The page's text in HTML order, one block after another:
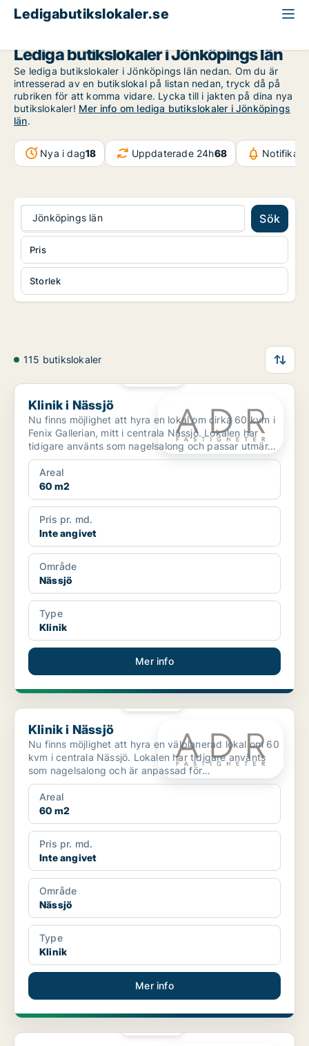
Ledigabutikslokaler.se
Lediga butikslokaler i Jönköpings län
Se lediga butikslokaler i Jönköpings län nedan. Om du är
intresserad av en butikslokal på listan nedan, tryck då på
rubriken för att komma vidare. Lycka till i jakten på dina nya
butikslokaler! Mer info om lediga butikslokaler i Jönköpings
län.
Nya i dag18 Uppdaterade 24h68
Jönköpings län Sök
Storlek
Pris
115 butikslokaler
Klinik i Nässjö
Klinik i Nässjö
Nu finns möjlighet att hyra en lokal om cirka 60 kvm i
Fenix Gallerian, mitt i centrala Nässjö. Lokalen har
tidigare använts som nagelsalong och passar utmär...
Areal
60 m2
Pris pr. md.
Inte angivet
Område
Nässjö
Type
Klinik
Mer info
Klinik i Nässjö
Klinik i Nässjö
Nu finns möjlighet att hyra en välplanerad lokal om 60
kvm i centrala Nässjö. Lokalen har tidigare använts
som nagelsalong och är anpassad för
skönhetsverksa...
Areal
60 m2
Pris pr. md.
Inte angivet
Område
Nässjö
Type
Klinik
Mer info
Restaurang i Nässjö